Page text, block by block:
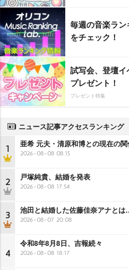
毎週の音楽ラ
をチェック！
試写会、登壇
プレゼント！
プレゼント特集
ニュース記事アクセスランキング
1 亜希 元夫・清原和博との現在の
2026-08-08 08:15
2 戸塚純貴、結婚を発表
2026-08-08 17:54
3 池田と結婚した佐藤佳奈アナと
2026-08-07 20:08
4
令和8年8月8日、吉報続々
2026-08-08 18:17